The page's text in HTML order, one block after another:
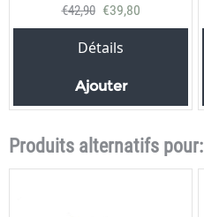
€42,90 €39,80
Détails
Ajouter
Produits alternatifs pour: